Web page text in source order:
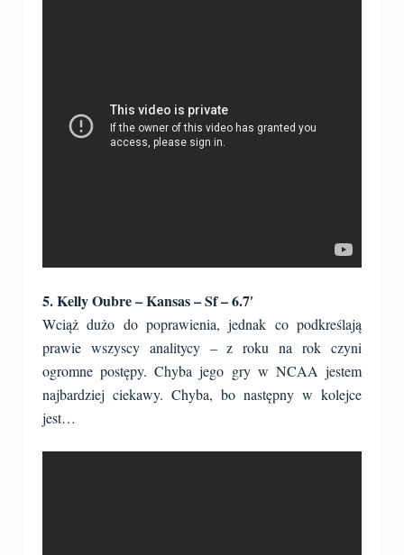
5. Kelly Oubre – Kansas – Sf – 6.7′
Wciąż dużo do poprawienia, jednak co podkreślają
prawie wszyscy analitycy – z roku na rok czyni
ogromne postępy. Chyba jego gry w NCAA jestem
najbardziej ciekawy. Chyba, bo następny w kolejce
jest…